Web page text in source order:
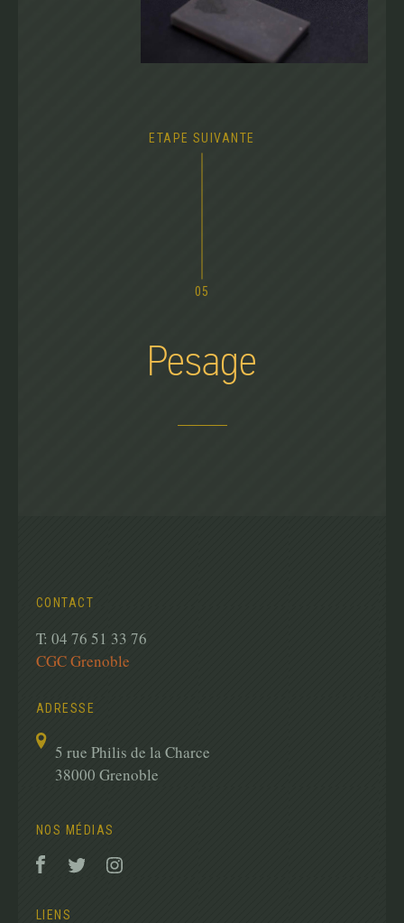
05
Pesage
ETAPE SUIVANTE
CONTACT
T: 04 76 51 33 76
CGC Grenoble
ADRESSE
5 rue Philis de la Charce
38000 Grenoble
NOS MÉDIAS
LIENS